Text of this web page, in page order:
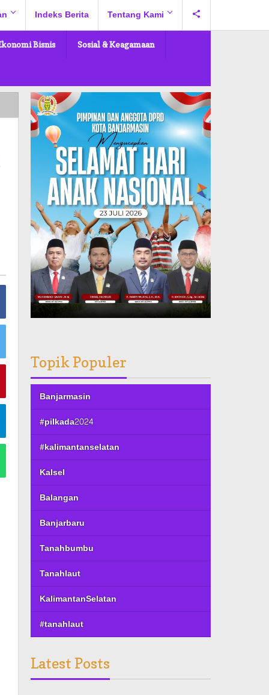
Indeks Berita Tentang Kami
Bisnis Sosial & Keagamaan
Topik Populer
Banjarmasin
#pilkada2024
#kalimantanselatan
Kalsel
Balangan
Banjarbaru
Tanahbumbu
Tanahlaut
KalimantanSelatan
#tanahlaut
Latest Posts